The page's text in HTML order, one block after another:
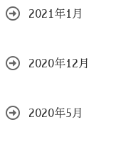
2021年1月
2020年12月
2020年5月